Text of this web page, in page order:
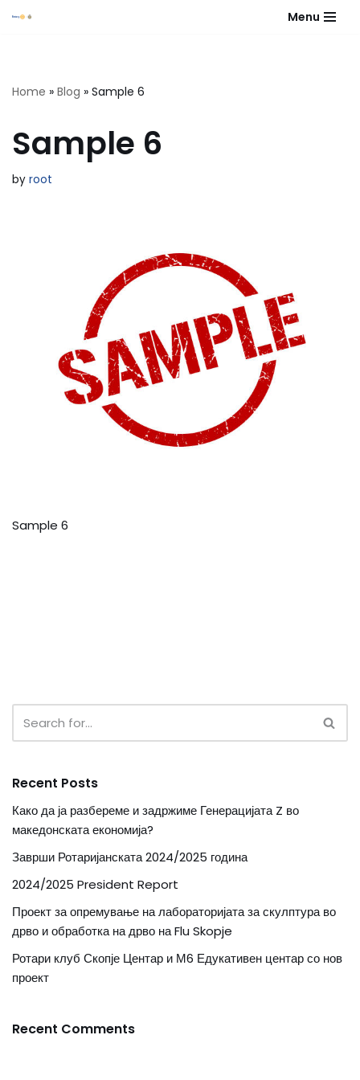
Menu
Home » Blog » Sample 6
Sample 6
by root
Sample 6
Recent Posts
Како да ја разбереме и задржиме Генерацијата Z во
македонската економија?
Заврши Ротаријанската 2024/2025 година
2024/2025 President Report
Проект за опремување на лабораторијата за скулптура во
дрво и обработка на дрво на Flu Skopje
Ротари клуб Скопје Центар и М6 Едукативен центар со нов
проект
Recent Comments